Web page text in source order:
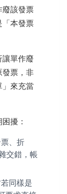
廢該發票
「本發票
單作廢
發票，非
來充當
擾：
、折
交錯，帳
同樣是